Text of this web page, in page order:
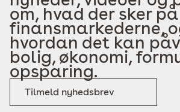
om, hvad der sker
finansmarkederne,
hvordan det kan
bolig, økonomi,
opsparing.
Tilmeld nyhedsbrev